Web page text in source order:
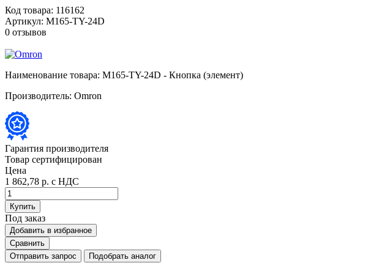
Код товара: 116162
Артикул: M165-TY-24D
0 отзывов
Наименование товара: M165-TY-24D - Кнопка (элемент)
Производитель: Omron
Гарантия производителя
Товар сертифицирован
Цена
1 862,78 р. с НДС
Купить
Под заказ
Добавить в избранное
Сравнить
Отправить запрос
Подобрать аналог